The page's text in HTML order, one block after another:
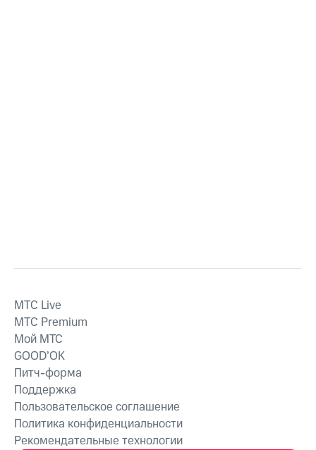
MTС Live
MTС Premium
Мой МТС
GOOD’OK
Питч-форма
Поддержка
Пользовательское соглашение
Политика конфиденциальности
Рекомендательные технологии